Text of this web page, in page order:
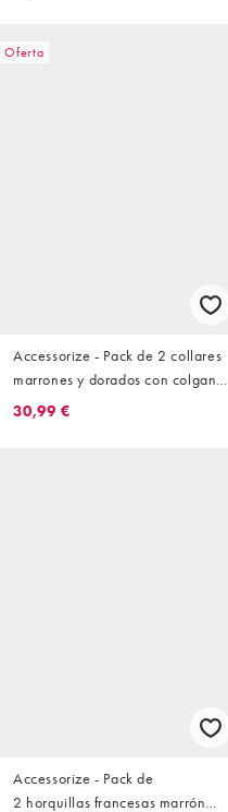
Oferta
Accessorize - Pack de 2 collares
marrones y dorados con colgante
y fragmentos de piedra
30,99 €
Accessorize - Pack de
2 horquillas francesas marrón